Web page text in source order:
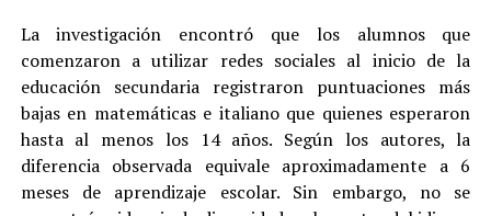
La investigación encontró que los alumnos que
comenzaron a utilizar redes sociales al inicio de la
educación secundaria registraron puntuaciones más
bajas en matemáticas e italiano que quienes esperaron
hasta al menos los 14 años. Según los autores, la
diferencia observada equivale aproximadamente a 6
meses de aprendizaje escolar. Sin embargo, no se